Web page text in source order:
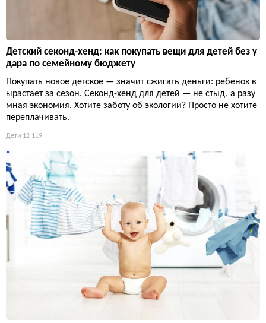
Детский секонд-хенд: как покупать вещи для детей без у
дара по семейному бюджету
Покупать новое детское — значит сжигать деньги: ребенок в
ырастает за сезон. Секонд-хенд для детей — не стыд, а разу
мная экономия. Хотите заботу об экологии? Просто не хотите
переплачивать.
Дети 12 119